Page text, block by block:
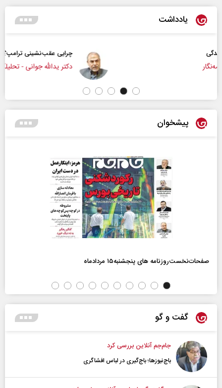
یادداشت
چرایی عقب‌نشینی ترامپ؟
دکتر یدالله جوانی - تحلیلگر مسائل سیاسی
پیشخوان
صفحات‌نخست‌روزنامه ها‌ی پنجشنبه‌۱۵ مردادماه
گفت و گو
جام‌جم آنلاین بررسی کرد
باج‌نیوزها؛ باج‌گیری در لباس افشاگری